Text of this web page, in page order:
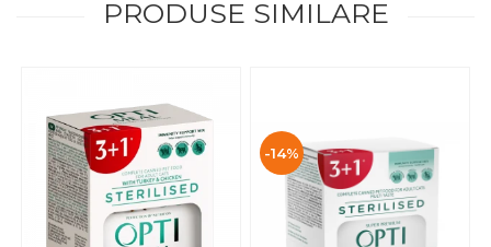
PRODUSE SIMILARE
-14%